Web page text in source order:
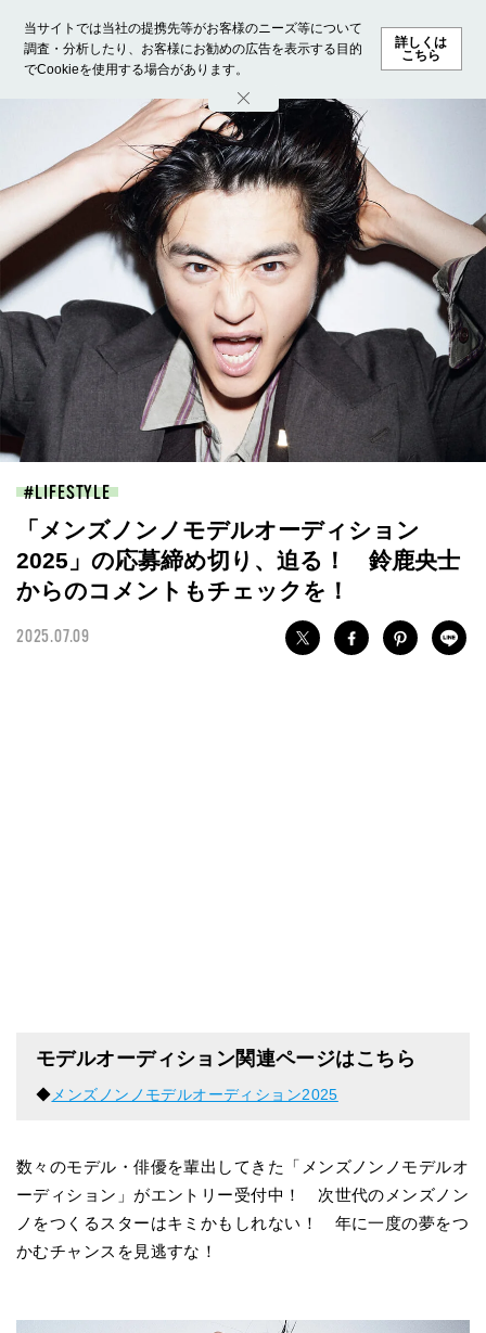
当サイトでは当社の提携先等がお客様のニーズ等について
調査・分析したり、お客様にお勧めの広告を表示する目的
でCookieを使用する場合があります。
詳しくは
こちら
ホーム モデル募集 ランキング ファッション ビューテ
LIFESTYLE
「メンズノンノモデルオーディション
2025」の応募締め切り、迫る！ 鈴鹿央士
からのコメントもチェックを！
2025.07.09
モデルオーディション関連ページはこちら
◆ メンズノンノモデルオーディション2025
数々のモデル・俳優を輩出してきた「メンズノンノモデルオ
ーディション」がエントリー受付中！ 次世代のメンズノン
ノをつくるスターはキミかもしれない！ 年に一度の夢をつ
かむチャンスを見逃すな！